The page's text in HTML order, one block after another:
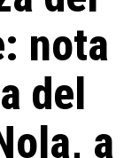
nota
del
a